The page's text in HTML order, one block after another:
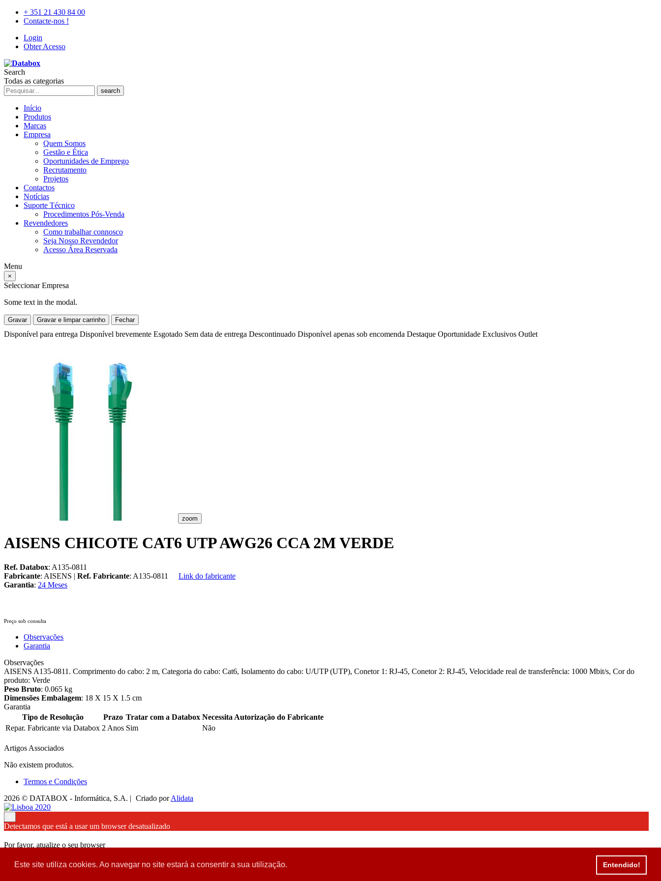
Este site utiliza cookies. Ao navegar no site estará a consentir a sua utilização. Entendido!
+ 351 21 430 84 00
Contacte-nos !
Login
Obter Acesso
Search
Todas as categorias
search
Início
Produtos
Marcas
Empresa
Quem Somos
Gestão e Ética
Oportunidades de Emprego
Recrutamento
Projetos
Contactos
Notícias
Suporte Técnico
Procedimentos Pós-Venda
Revendedores
Como trabalhar connosco
Seja Nosso Revendedor
Acesso Área Reservada
Menu
×
Seleccionar Empresa
Some text in the modal.
Gravar Gravar e limpar carrinho Fechar
Disponível para entrega Disponível brevemente Esgotado Sem data de entrega Descontinuado Disponível apenas sob encomenda Destaque Oportunidade Exclusivos Outlet
zoom
AISENS CHICOTE CAT6 UTP AWG26 CCA 2M VERDE
Ref. Databox: A135-0811
Fabricante: AISENS | Ref. Fabricante: A135-0811
Link do fabricante
Garantia: 24 Meses
Preço sob consulta
Observações
Garantia
Observações
AISENS A135-0811. Comprimento do cabo: 2 m, Categoria do cabo: Cat6, Isolamento do cabo: U/UTP (UTP), Conetor 1: RJ-45, Conetor 2: RJ-45, Velocidade real de transferência: 1000 Mbit/s, Cor do
produto: Verde
Peso Bruto: 0.065 kg
Dimensões Embalagem: 18 X 15 X 1.5 cm
Garantia
Tipo de Resolução
Prazo Tratar com a Databox Necessita Autorização do Fabricante
Repar. Fabricante via Databox 2 Anos Sim Não
Artigos Associados
Não existem produtos.
Termos e Condições
2026 © DATABOX - Informática, S.A. | Criado porAlidata
Detectamos que está a usar um browser desatualizado
Por favor, atualize o seu browser